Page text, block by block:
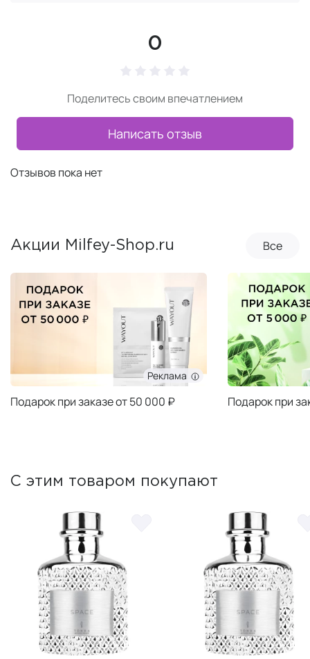
0
Поделитесь своим впечатлением
Написать отзыв
Отзывов пока нет
Акции Milfey-Shop.ru Все
Реклама
Подарок при заказе от 50 000 ₽ Подарок при
С этим товаром покупают